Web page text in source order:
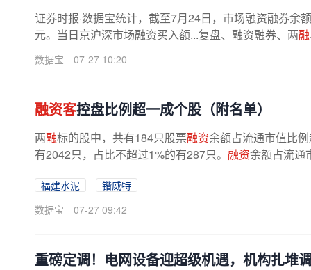
证券时报·数据宝统计，截至7月24日，市场融资融券
元。当日京沪深市场融资买入额...复盘、融资融券、两融
数据宝 07-27 10:20
融资客控盘比例超一成个股（附名单）
两融标的股中，共有184只股票融资余额占流通市值比
有2042只，占比不超过1%的有287只。 融资余额占流通
福建水泥
锴威特
数据宝
07-27 09:42
重磅定调！电网设备迎超级机遇，机构扎堆